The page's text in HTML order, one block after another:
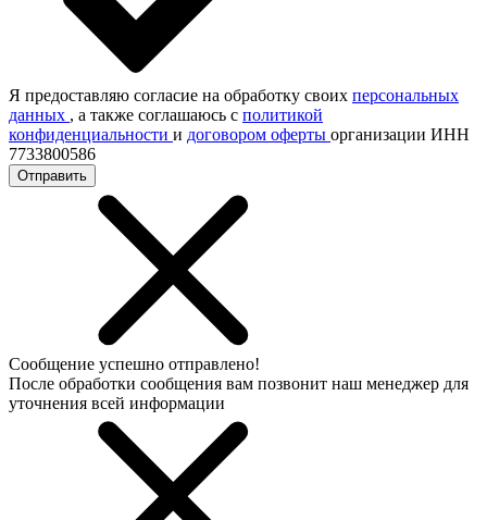
Я предоставляю согласие на обработку своих персональных
данных , а также соглашаюсь с политикой
конфиденциальности и договором оферты организации ИНН
7733800586
Отправить
Сообщение успешно отправлено!
После обработки сообщения вам позвонит наш менеджер для
уточнения всей информации